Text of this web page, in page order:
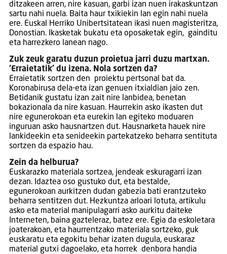
ditzakeen arren, nire kasuan, garbi izan nuen irakaskuntzan
sartu nahi nuela. Baita haur txikiekin lan egin nahi nuela
ere. Euskal Herriko Unibertsitatean ikasi nuen magisteritza,
Donostian. Ikasketak bukatu eta oposaketak egin, gainditu
eta harrezkero lanean nago.
Zuk zeuk garatu duzun proietua jarri duzu martxan.
‘Erraietatik’ du izena. Nola sortzen da?
Erraietatik sortzen den proiektu pertsonal bat da.
Koronabirusa dela-eta izan genuen itxialdian jaio zen.
Betidanik gustatu izan zait nire lanbidea, benetan
bokazionala da nire kasuan. Haurrekin asko ikasten dut
nire egunerokoan eta eurekin lan egiteko moduaren
inguruan asko hausnartzen dut. Hausnarketa hauek nire
lankideekin eta senideekin partekatzeko beharra sentituta
sortzen da espazio hau.
Zein da helburua?
Euskarazko materiala sortzea, jendeak eskuragarri izan
dezan. Idaztea oso gustuko dut, eta bestalde,
egunerokoan aurkitzen dudan gabezia bati erantzuteko
beharra sentitzen dut. Hezkuntza arloari lotuta, artikulu
asko eta material manipulagarri asko aurkitu daiteke
Interneten, baina gazteleraz, batez ere. Egia da eskoletara
joaterakoan, eta haurrentzako materiala sortzeko, guk
euskaratu eta egokitu behar izaten dugula, euskaraz
material gutxi dagoelako, eta horrek denbora handia